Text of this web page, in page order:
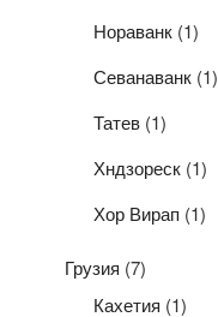
Нораванк (1)
Севанаванк (1)
Татев (1)
Хндзореск (1)
Хор Вирап (1)
Грузия (7)
Кахетия (1)